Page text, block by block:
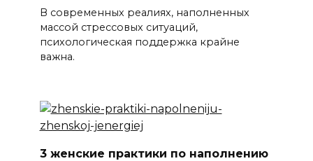
В современных реалиях, наполненных
массой стрессовых ситуаций,
психологическая поддержка крайне
важна.
3 женские практики по наполнению